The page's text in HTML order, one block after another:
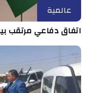
عالمية
اتفاق دفاعي مرتقب